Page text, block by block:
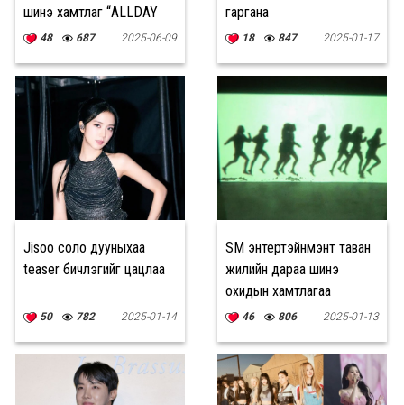
шинэ хамтлаг “ALLDAY
PROJECT”
48 687 2025-06-09
гаргана
18 847 2025-01-17
Jisoo соло дууныхаа
teaser бичлэгийг цацлаа
50 782 2025-01-14
SM энтертэйнмэнт таван
жилийн дараа шинэ
охидын хамтлагаа
танилцууллаа
46 806 2025-01-13